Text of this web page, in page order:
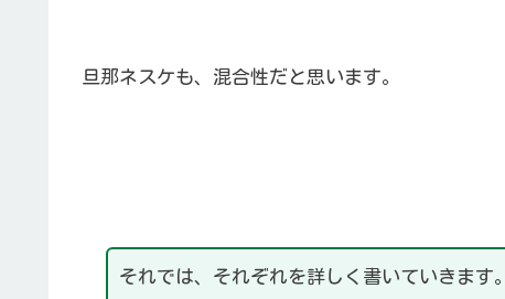
旦那ネスケも、混合性だと思います。
それでは、それぞれを詳しく書いていきます。